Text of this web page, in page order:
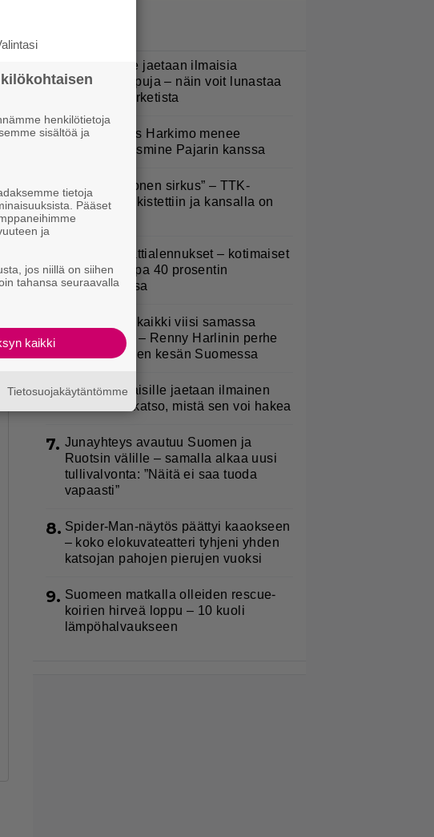
Koululaisille jaetaan ilmaisia
heijastinreppuja – näin voit lunastaa
omasi S-marketista
2. Uuno: Hjallis Harkimo menee
naimisiin Jasmine Pajarin kanssa
3. ”Että semmonen sirkus” – TTK-
kilpailijat julkistettiin ja kansalla on
sanottavaa
Lidl aloitti jättialennukset – kotimaiset
kasvikset jopa 40 prosentin
alennuksessa
5.
”Nukuimme kaikki viisi samassa
huoneessa” – Renny Harlinin perhe
vietti unelmien kesän Suomessa
6. Ekaluokkalaisille jaetaan ilmainen
kotiavain – katso, mistä sen voi hakea
7. Junayhteys avautuu Suomen ja
Ruotsin välille – samalla alkaa uusi
tullivalvonta: ”Näitä ei saa tuoda
vapaasti”
8. Spider-Man-näytös päättyi kaaokseen
– koko elokuvateatteri tyhjeni yhden
katsojan pahojen pierujen vuoksi
9. Suomeen matkalla olleiden rescue-
koirien hirveä loppu – 10 kuoli
lämpöhalvaukseen
henkilötietoja
sisältöä ja
tietoja
Pääset
ja
jos niillä on siihen
tahansa seuraavalla
kaikki
Tietosuojakäytäntömme